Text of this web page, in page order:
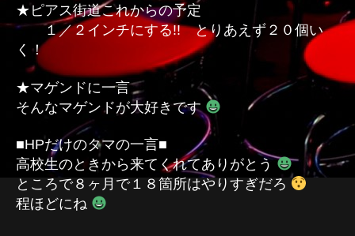
★ピアス街道これからの予定
１／２インチにする!! とりあえず２０個い
く！
★マゲンドに一言
そんなマゲンドが大好きです
■HPだけのタマの一言■
高校生のときから来てくれてありがとう
ところで８ヶ月で１８箇所はやりすぎだろ
程ほどにね